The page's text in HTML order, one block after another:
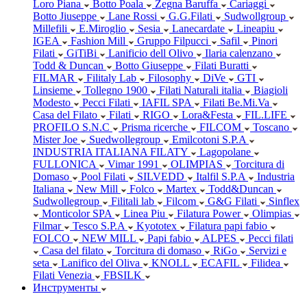
Loro Piana
Botto Poala Zegna Baruffa
Cariaggi
Botto Jiuseppe
Lane Rossi G.G.Filati
Sudwollgroup
Millefili
E.Miroglio Sesia Lanecardate
Lineapiu
IGEA
Fashion Mill Gruppo Filpucci Safil
Pinori
Filati
GiTiBi Lanificio dell Olivo
Ilaria calenzano
Todd & Duncan
Botto Giuseppe
Filati Buratti
FILMAR
Filitaly Lab Filosophy DiVe
GTI
Linsieme
Tollegno 1900 Filati Naturali italia
Biagioli
Modesto
Pecci Filati IAFIL SPA
Filati Be.Mi.Va
Casa del Filato
Filati RIGO Lora&Festa
FIL.LIFE
PROFILO S.N.C
Prisma ricerche FILCOM
Toscano
Mister Joe
Suedwollegroup
Emilcotoni S.P.A
INDUSTRIA ITALIANA FILATY
Lagopolane
FULLONICA
Vimar 1991 OLIMPIAS
Torcitura di
Domaso
Pool Filati SILVEDD Italfil S.P.A
Industria
Italiana
New Mill Folco Martex
Todd&Duncan
Sudwollegroup
Filitali lab Filcom G&G Filati
Sinflex
Monticolor SPA
Linea Piu Filatura Power
Olimpias
Filmar
Tesco S.P.A Kyototex
Filatura papi fabio
FOLCO
NEW MILL Papi fabio ALPES
Pecci filati
Casa del filato
Torcitura di domaso RiGo
Servizi e
seta
Lanifico del Oliva KNOLL ECAFIL
Filidea
Filati Venezia
FBSILK
Инструменты